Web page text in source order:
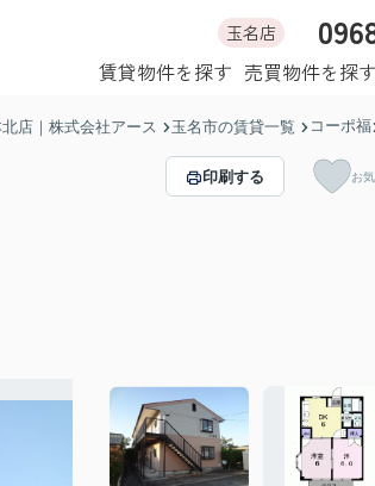
玉名店
賃貸物件を探す 売買物件を探
店｜株式会社アース 玉名市の賃貸一覧 コーポ福
印刷する お